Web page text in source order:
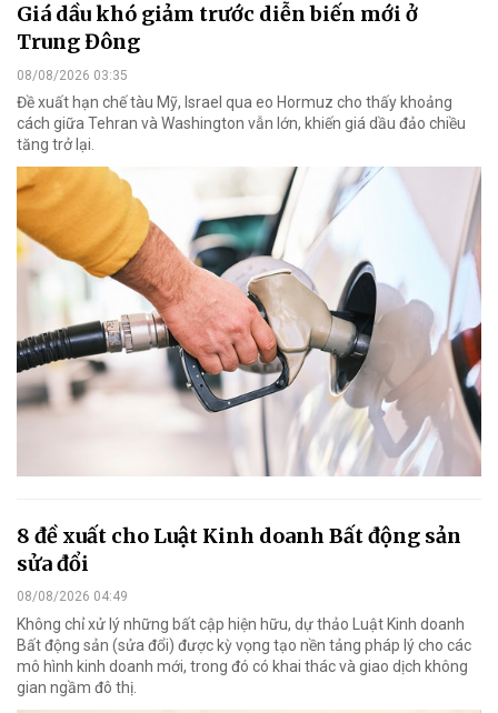
Giá dầu khó giảm trước diễn biến mới ở
Trung Đông
08/08/2026 03:35
Đề xuất hạn chế tàu Mỹ, Israel qua eo Hormuz cho thấy khoảng
cách giữa Tehran và Washington vẫn lớn, khiến giá dầu đảo chiều
tăng trở lại.
8 đề xuất cho Luật Kinh doanh Bất động sản
sửa đổi
08/08/2026 04:49
Không chỉ xử lý những bất cập hiện hữu, dự thảo Luật Kinh doanh
Bất động sản (sửa đổi) được kỳ vọng tạo nền tảng pháp lý cho các
mô hình kinh doanh mới, trong đó có khai thác và giao dịch không
gian ngầm đô thị.